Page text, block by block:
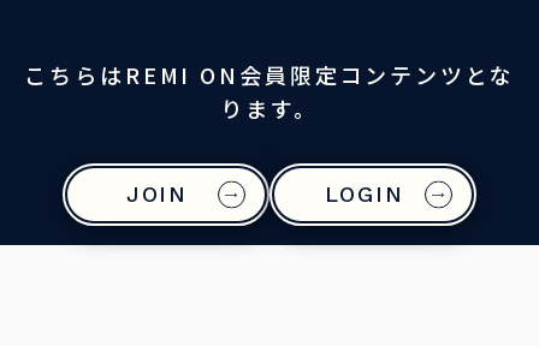
こちらはREMI ON会員限定コンテンツとな
ります。
JOIN LOGIN